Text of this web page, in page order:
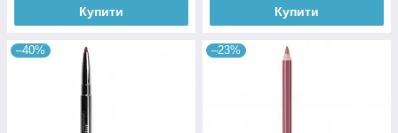
Купити Купити
–40% –23%